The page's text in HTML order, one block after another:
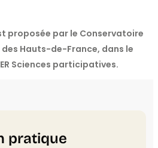
proposée par le Conservatoire
Hauts-de-France, dans le
Sciences participatives.
pratique